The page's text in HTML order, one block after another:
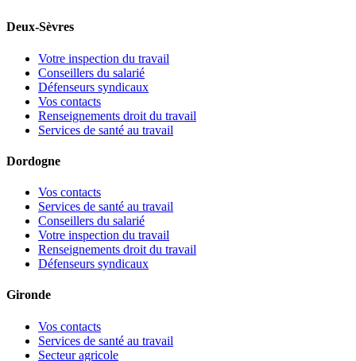
Deux-Sèvres
Votre inspection du travail
Conseillers du salarié
Défenseurs syndicaux
Vos contacts
Renseignements droit du travail
Services de santé au travail
Dordogne
Vos contacts
Services de santé au travail
Conseillers du salarié
Votre inspection du travail
Renseignements droit du travail
Défenseurs syndicaux
Gironde
Vos contacts
Services de santé au travail
Secteur agricole